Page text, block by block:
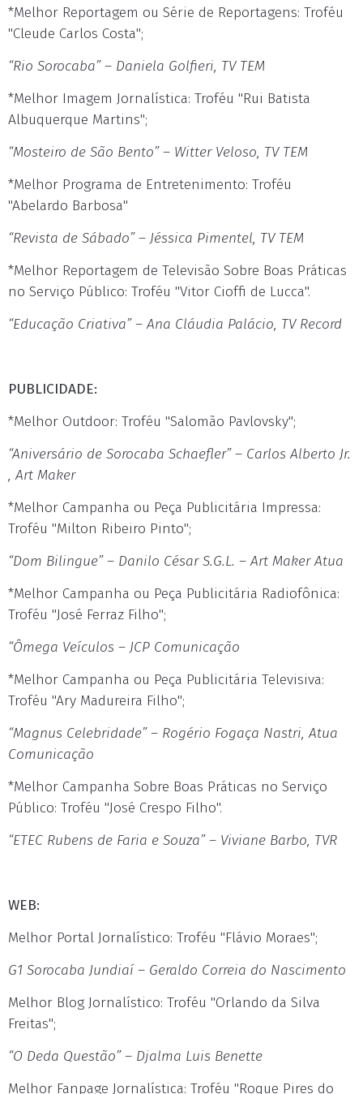
*Melhor Reportagem ou Série de Reportagens: Troféu
"Cleude Carlos Costa";
“Rio Sorocaba” – Daniela Golfieri, TV TEM
*Melhor Imagem Jornalística: Troféu "Rui Batista
Albuquerque Martins";
“Mosteiro de São Bento” – Witter Veloso, TV TEM
*Melhor Programa de Entretenimento: Troféu
"Abelardo Barbosa"
“Revista de Sábado” – Jéssica Pimentel, TV TEM
*Melhor Reportagem de Televisão Sobre Boas Práticas
no Serviço Público: Troféu "Vitor Cioffi de Lucca".
“Educação Criativa” – Ana Cláudia Palácio, TV Record
PUBLICIDADE:
*Melhor Outdoor: Troféu "Salomão Pavlovsky";
“Aniversário de Sorocaba Schaefler” – Carlos Alberto Jr.
, Art Maker
*Melhor Campanha ou Peça Publicitária Impressa:
Troféu "Milton Ribeiro Pinto";
“Dom Bilingue” – Danilo César S.G.L. – Art Maker Atua
*Melhor Campanha ou Peça Publicitária Radiofônica:
Troféu "José Ferraz Filho";
“Ômega Veículos – JCP Comunicação
*Melhor Campanha ou Peça Publicitária Televisiva:
Troféu "Ary Madureira Filho";
“Magnus Celebridade” – Rogério Fogaça Nastri, Atua
Comunicação
*Melhor Campanha Sobre Boas Práticas no Serviço
Público: Troféu "José Crespo Filho".
“ETEC Rubens de Faria e Souza” – Viviane Barbo, TVR
WEB:
Melhor Portal Jornalístico: Troféu "Flávio Moraes";
G1 Sorocaba Jundiaí – Geraldo Correia do Nascimento
Melhor Blog Jornalístico: Troféu "Orlando da Silva
Freitas";
“O Deda Questão” – Djalma Luis Benette
Melhor Fanpage Jornalística: Troféu "Roque Pires do